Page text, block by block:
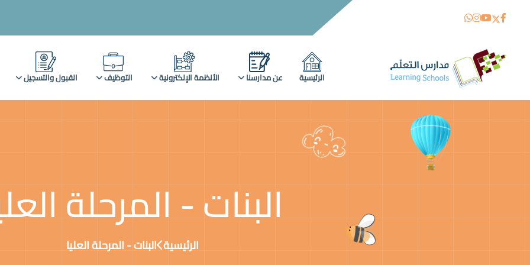
الرئيسية عن مدارسنا الأنظمة الإلكترونية التوظيف القبول والتسجيل
البنات - المرحلة
الرئيسية البنات - المرحلة العليا